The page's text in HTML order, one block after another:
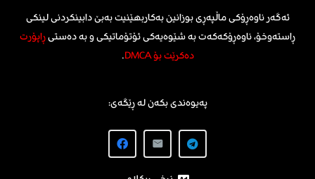
ئەگەر ناوەڕۆکی ماڵپەڕی بوزانین بەکاربهێنیت بەبێ دابینکردنی لینکی
ڕاستەوخۆ، ناوەڕۆکەکەت بە شێوەیەکی ئۆتۆماتیکی و بە دەستیڕاپۆرت
دەکرێت بۆ DMCA
.
پەیوەندی بکەن لە ڕێگەی: